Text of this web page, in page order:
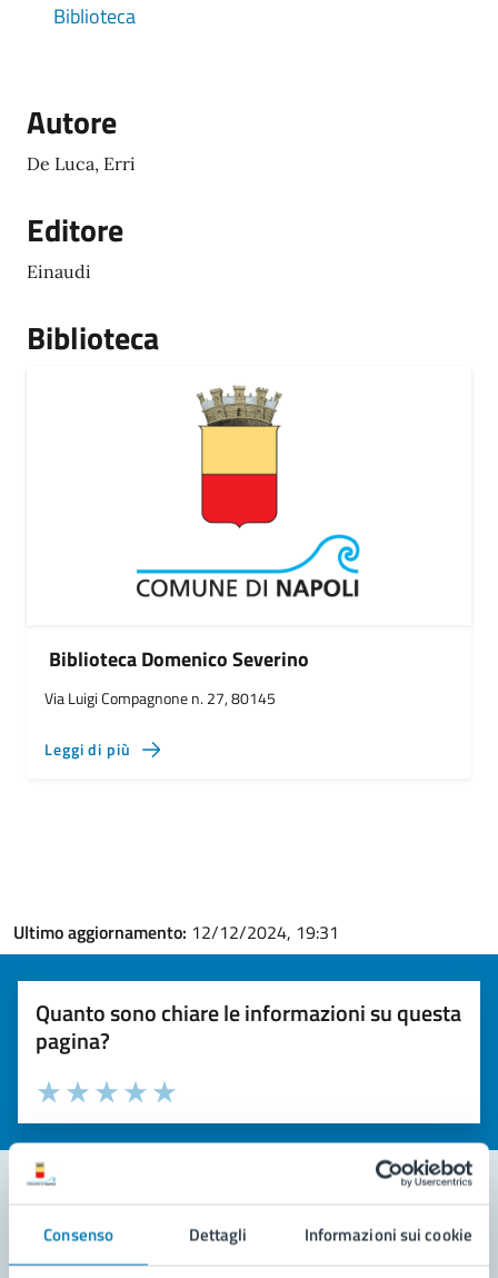
Consenso Dettagli Informazioni sui cookie
Biblioteca
Autore
De Luca, Erri
Editore
Einaudi
Biblioteca
Biblioteca Domenico Severino
Via Luigi Compagnone n. 27, 80145
Leggi di più
Ultimo aggiornamento: 12/12/2024, 19:31
Quanto sono chiare le informazioni su questa
pagina?
Valuta la chiarezza delle informazioni (da 1 a 5 stelle)
Seleziona il numero di stelle per valutare la chiarezza delle
Valuta 5 stelle su 5
Valuta 4 stelle su 5
Valuta 3 stelle su 5
Valuta 2 stelle su 5
Valuta 1 stelle su 5
Contatta il comune